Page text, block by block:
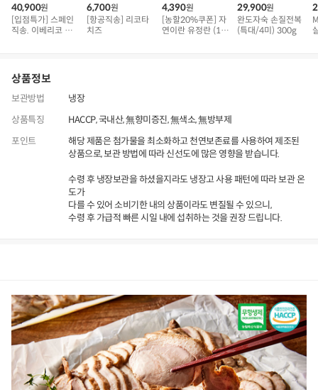
40,900원
[입점특가] 스페인
직송. 이베리코 삼
6,700원
[항공직송] 리코타
치즈
4,390원
[농할20%쿠폰] 자
연이란 유정란 (10
29,900원
완도자숙 손질전복
(특대/4미) 300g
상품정보
보관방법
냉장
상품특징
HACCP, 국내산, 無향미증진, 無색소, 無방부제
포인트
해당 제품은 첨가물을 최소화하고 천연보존료를 사용하여 제조된
상품으로, 보관 방법에 따라 신선도에 많은 영향을 받습니다.
수령 후 냉장보관을 하셨을지라도 냉장고 사용 패턴에 따라 보관 온
도가
다를 수 있어 소비기한 내의 상품이라도 변질될 수 있으니,
수령 후 가급적 빠른 시일 내에 섭취하는 것을 권장 드립니다.
상
품
정
보